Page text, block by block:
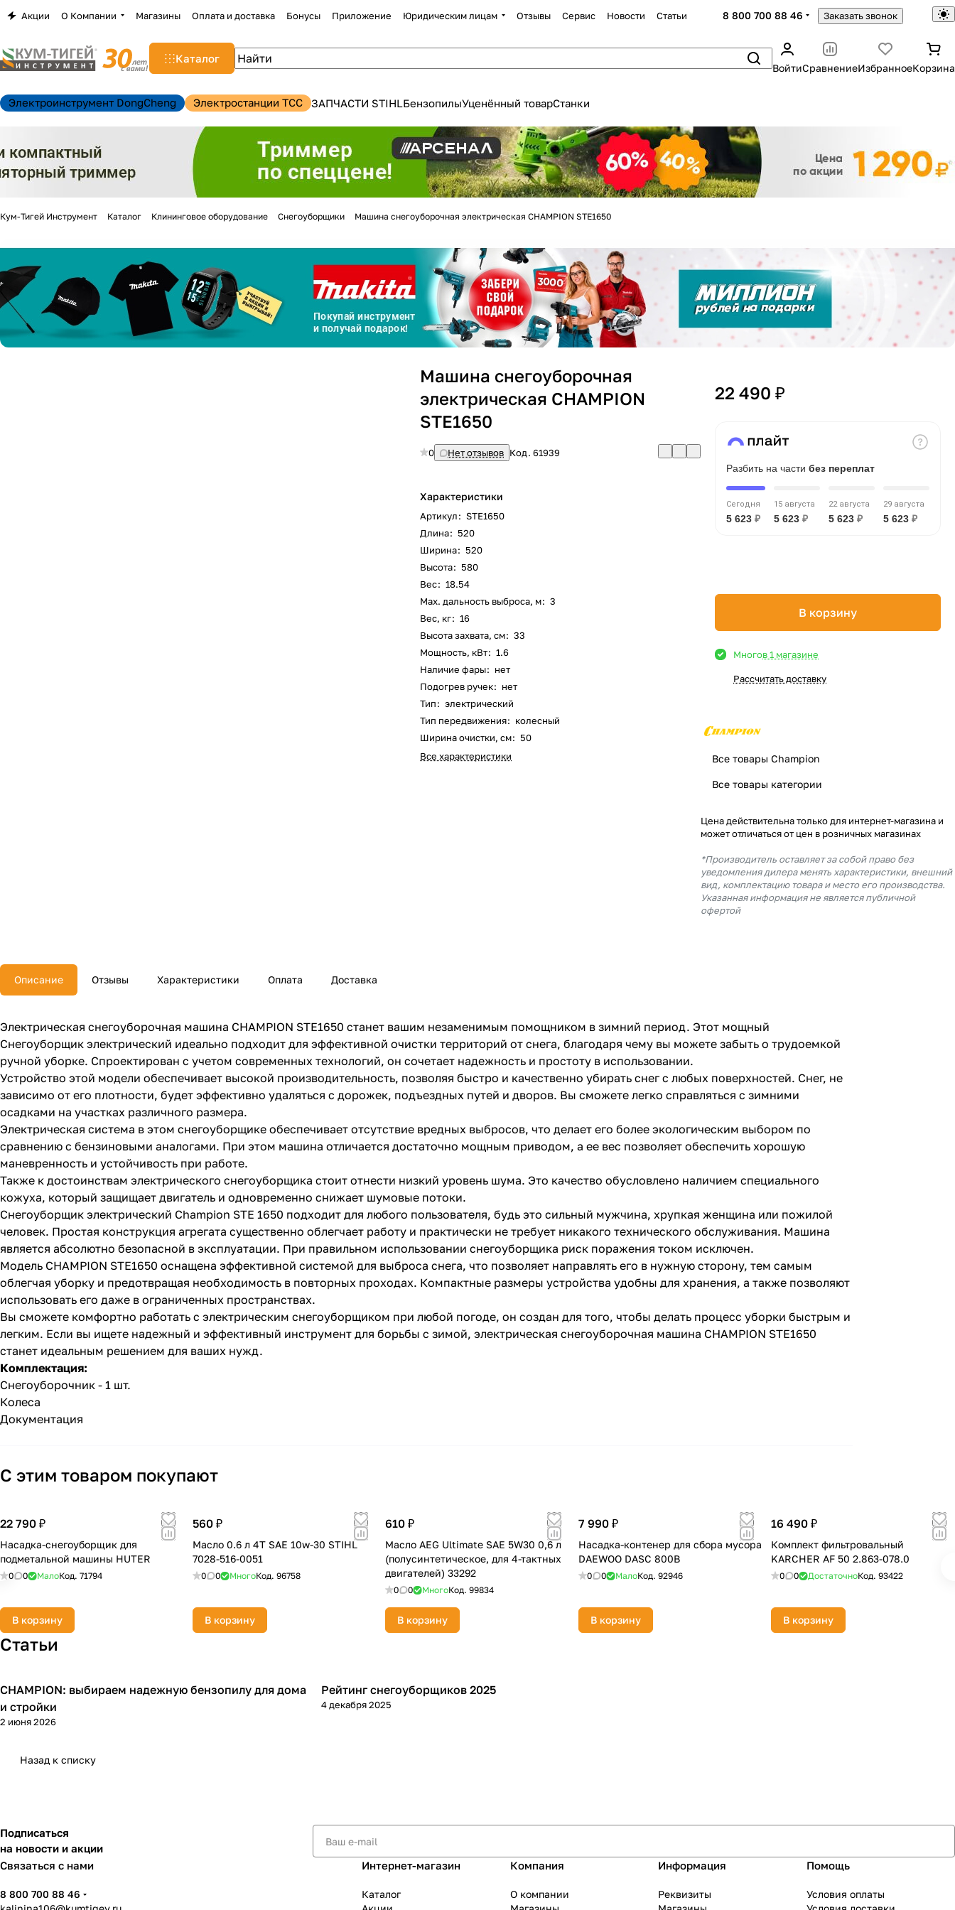
Акции О Компании Магазины Оплата и доставка Бонусы Приложение Юридическим лицам Отзывы Сервис Новости Статьи 8 800 700 88 46 Заказать звонок
Каталог
ВойтиСравнениеИзбранноеКорзина
Электроинструмент DongCheng Электростанции TCC ЗАПЧАСТИ STIHLБензопилыУценённый товарСтанки
Кум-Тигей Инструмент Каталог Клининговое оборудование Снегоуборщики Машина снегоуборочная электрическая CHAMPION STE1650
Машина снегоуборочная
электрическая CHAMPION
STE1650
0 Нет отзывов Код.61939
Характеристики
Артикул: STE1650
Длина: 520
Ширина: 520
Высота: 580
Вес: 18.54
Max. дальность выброса, м: 3
Вес, кг: 16
Высота захвата, см: 33
Мощность, кВт: 1.6
Наличие фары: нет
Подогрев ручек: нет
Тип: электрический
Тип передвижения: колесный
Ширина очистки, см: 50
Все характеристики
22 490 ₽
Разбить на части без переплат
Сегодня
5 623 ₽
15 августа
5 623 ₽
22 августа
5 623 ₽
29 августа
5 623 ₽
В корзину
Многов 1 магазине
Рассчитать доставку
Все товары Champion
Все товары категории
Цена действительна только для интернет-магазина и
может отличаться от цен в розничных магазинах
*Производитель оставляет за собой право без
уведомления дилера менять характеристики, внешний
вид, комплектацию товара и место его производства.
Указанная информация не является публичной
офертой
Описание Отзывы Характеристики Оплата Доставка
Электрическая снегоуборочная машина CHAMPION STE1650 станет вашим незаменимым помощником в зимний период. Этот мощный
Снегоуборщик электрический идеально подходит для эффективной очистки территорий от снега, благодаря чему вы можете забыть о трудоемкой
ручной уборке. Спроектирован с учетом современных технологий, он сочетает надежность и простоту в использовании.
Устройство этой модели обеспечивает высокой производительность, позволяя быстро и качественно убирать снег с любых поверхностей. Снег, не
зависимо от его плотности, будет эффективно удаляться с дорожек, подъездных путей и дворов. Вы сможете легко справляться с зимними
осадками на участках различного размера.
Электрическая система в этом снегоуборщике обеспечивает отсутствие вредных выбросов, что делает его более экологическим выбором по
сравнению с бензиновыми аналогами. При этом машина отличается достаточно мощным приводом, а ее вес позволяет обеспечить хорошую
маневренность и устойчивость при работе.
Также к достоинствам электрического снегоуборщика стоит отнести низкий уровень шума. Это качество обусловлено наличием специального
кожуха, который защищает двигатель и одновременно снижает шумовые потоки.
Снегоуборщик электрический Champion STE 1650 подходит для любого пользователя, будь это сильный мужчина, хрупкая женщина или пожилой
человек. Простая конструкция агрегата существенно облегчает работу и практически не требует никакого технического обслуживания. Машина
является абсолютно безопасной в эксплуатации. При правильном использовании снегоуборщика риск поражения током исключен.
Модель CHAMPION STE1650 оснащена эффективной системой для выброса снега, что позволяет направлять его в нужную сторону, тем самым
облегчая уборку и предотвращая необходимость в повторных проходах. Компактные размеры устройства удобны для хранения, а также позволяют
использовать его даже в ограниченных пространствах.
Вы сможете комфортно работать с электрическим снегоуборщиком при любой погоде, он создан для того, чтобы делать процесс уборки быстрым и
легким. Если вы ищете надежный и эффективный инструмент для борьбы с зимой, электрическая снегоуборочная машина CHAMPION STE1650
станет идеальным решением для ваших нужд.
Комплектация:
Снегоуборочник - 1 шт.
Колеса
Документация
С этим товаром покупают
22 790 ₽
Насадка-снегоуборщик для
подметальной машины HUTER
0 0 МалоКод. 71794
В корзину
560 ₽
Масло 0.6 л 4T SAE 10w-30 STIHL
7028-516-0051
0 0 МногоКод.96758
В корзину
610 ₽
Масло AEG Ultimate SAE 5W30 0,6 л
(полусинтетическое, для 4-тактных
двигателей) 33292
0 0 МногоКод.99834
В корзину
7 990 ₽
Насадка-контенер для сбора мусора
DAEWOO DASC 800B
0 0 МалоКод. 92946
В корзину
16 490 ₽
Комплект фильтровальный
KARCHER AF 50 2.863-078.0
0 0 ДостаточноКод. 93422
В корзину
Статьи
Пилы
CHAMPION: выбираем надежную бензопилу для дома
и стройки
2 июня 2026
Зимняя
Рейтинг снегоуборщиков 2025
4 декабря 2025
Назад к списку
Подписаться
на новости и акции
Связаться с нами
8 800 700 88 46
Интернет-магазин
Каталог
Компания
О компании
Информация
Реквизиты
Помощь
Условия оплаты
Закрыть
Для клиентов всех банков
Разбейтеоплату
на частибез переплат
Оплачивайте сегодня только
% картой любого банка
Получайте товарвыбранный способом
Оставшиеся75% будутсписываться
с вашей картыпо25%каждые 2 недели
об оплате Плайтом
раз в 2 недели